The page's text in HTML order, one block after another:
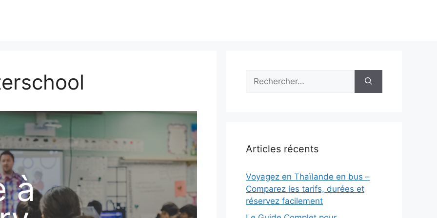
à
Rechercher :
Articles récents
Voyagez en Thaïlande en bus –
Comparez les tarifs, durées et
réservez facilement